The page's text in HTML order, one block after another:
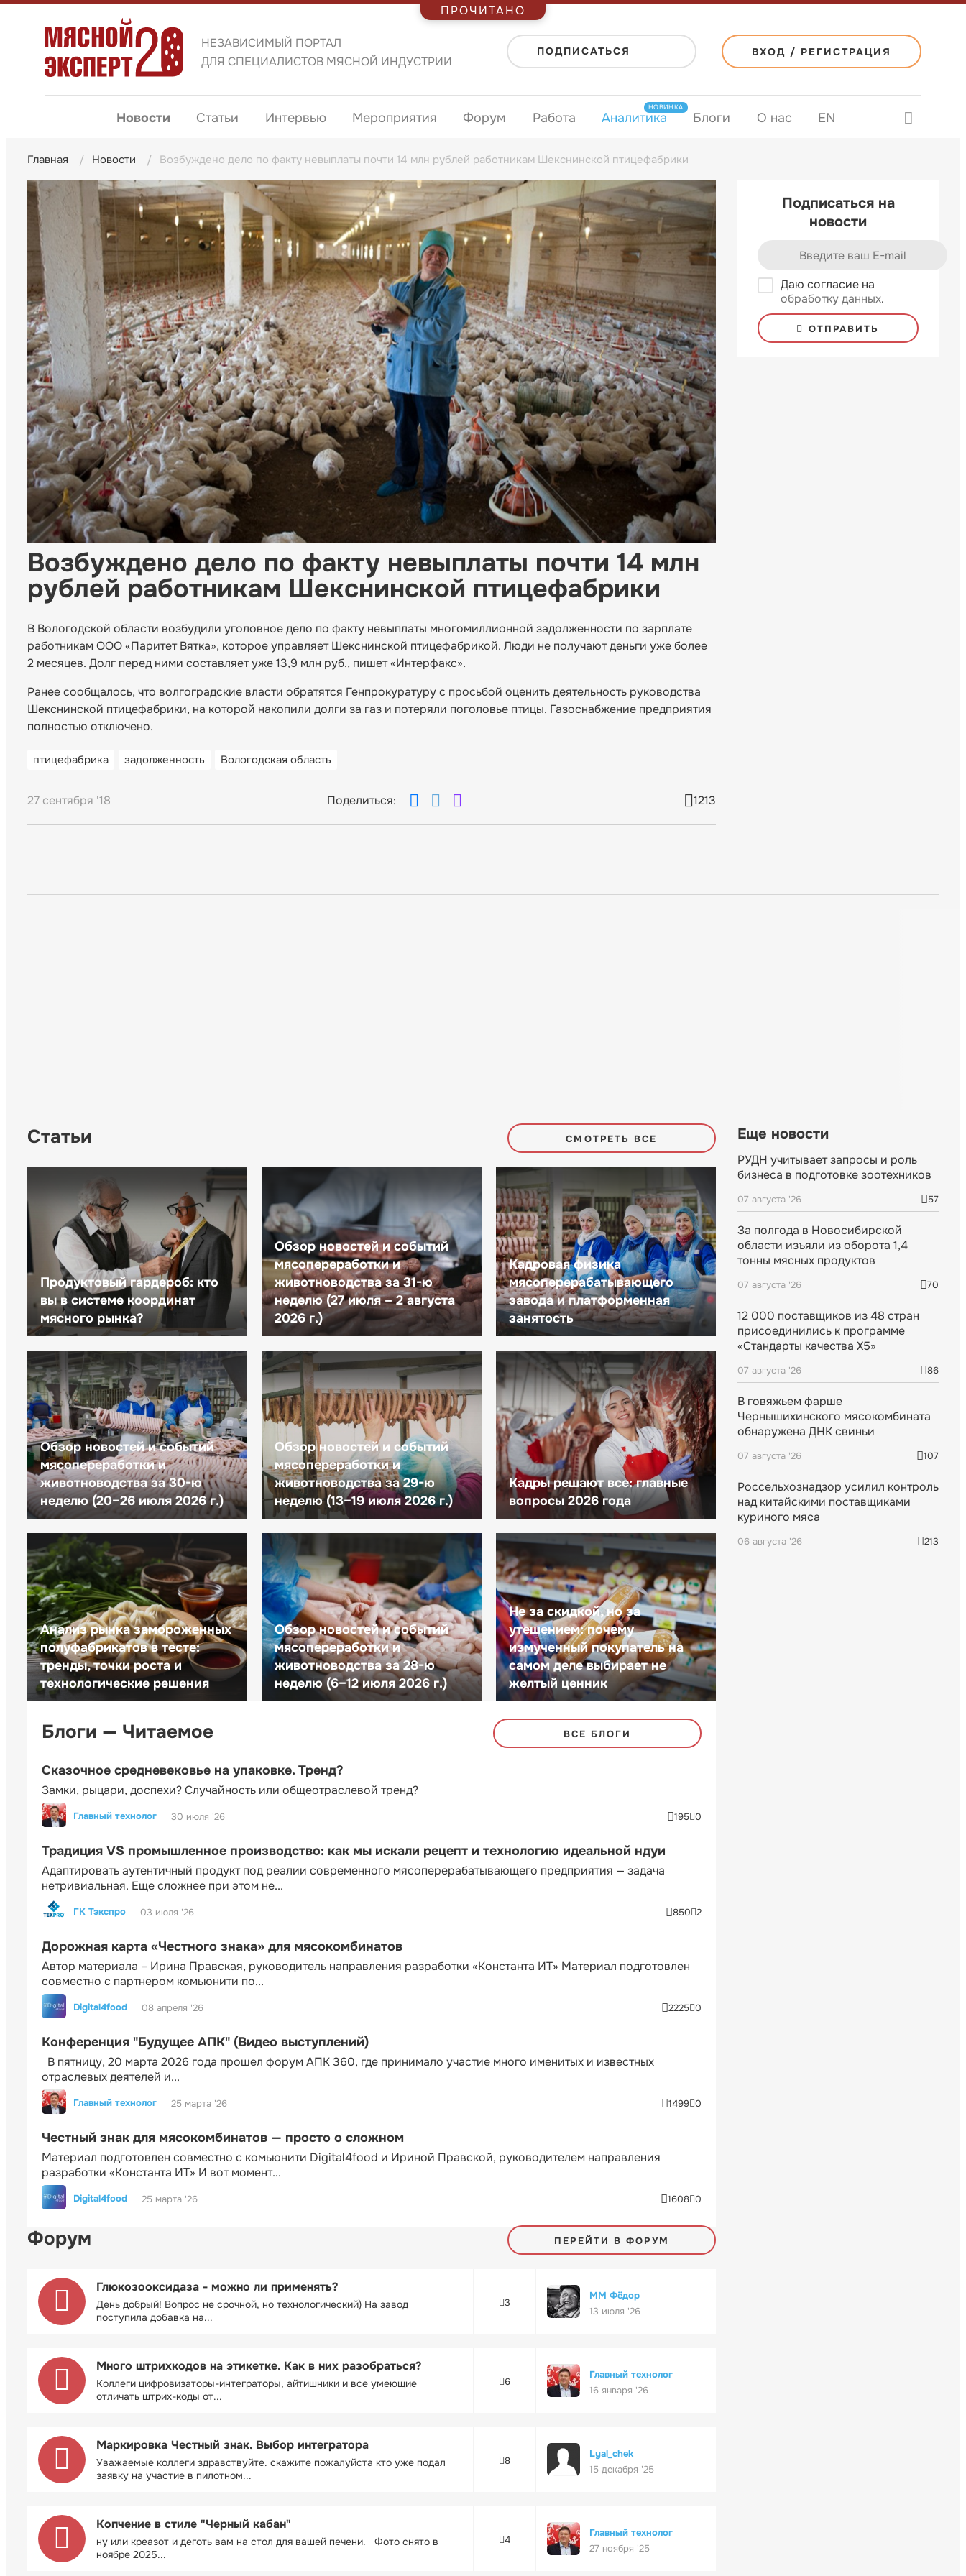
НЕЗАВИСИМЫЙ ПОРТАЛ
ДЛЯ СПЕЦИАЛИСТОВ МЯСНОЙ ИНДУСТРИИ
ПОДПИСАТЬСЯ ВХОД / РЕГИСТРАЦИЯ
Новости Статьи Интервью Мероприятия Форум Работа Аналитика
НОВИНКА
Блоги О нас EN
Главная Новости Возбуждено дело по факту невыплаты почти 14 млн рублей работникам Шекснинской птицефабрики
Возбуждено дело по факту невыплаты почти 14 млн
рублей работникам Шекснинской птицефабрики
В Вологодской области возбудили уголовное дело по факту невыплаты многомиллионной задолженности по зарплате
работникам ООО «Паритет Вятка», которое управляет Шекснинской птицефабрикой. Люди не получают деньги уже более
2 месяцев. Долг перед ними составляет уже 13,9 млн руб., пишет «Интерфакс».
Ранее сообщалось, что волгоградские власти обратятся Генпрокуратуру с просьбой оценить деятельность руководства
Шекснинской птицефабрики, на которой накопили долги за газ и потеряли поголовье птицы. Газоснабжение предприятия
полностью отключено.
птицефабрика задолженность Вологодская область
27 сентября '18 Поделиться: 1213
Подписаться на
новости
Даю согласие на
обработку данных.
ОТПРАВИТЬ
Статьи СМОТРЕТЬ ВСЕ
Продуктовый гардероб: кто
вы в системе координат
мясного рынка?
Обзор новостей и событий
мясопереработки и
животноводства за 31-ю
неделю (27 июля – 2 августа
2026 г.)
Кадровая физика
мясоперерабатывающего
завода и платформенная
занятость
Обзор новостей и событий
мясопереработки и
животноводства за 30-ю
неделю (20–26 июля 2026 г.)
Обзор новостей и событий
мясопереработки и
животноводства за 29-ю
неделю (13–19 июля 2026 г.)
Кадры решают все: главные
вопросы 2026 года
Анализ рынка замороженных
полуфабрикатов в тесте:
тренды, точки роста и
технологические решения
Обзор новостей и событий
мясопереработки и
животноводства за 28-ю
неделю (6–12 июля 2026 г.)
Не за скидкой, но за
утешением: почему
измученный покупатель на
самом деле выбирает не
желтый ценник
Блоги — Читаемое ВСЕ БЛОГИ
Сказочное средневековье на упаковке. Тренд?
Замки, рыцари, доспехи? Случайность или общеотраслевой тренд?
Главный технолог 30 июля '26 195 0
Традиция VS промышленное производство: как мы искали рецепт и технологию идеальной ндуи
Адаптировать аутентичный продукт под реалии современного мясоперерабатывающего предприятия — задача
нетривиальная. Еще сложнее при этом не...
ГК Тэкспро 03 июля '26 850 2
Дорожная карта «Честного знака» для мясокомбинатов
Автор материала – Ирина Правская, руководитель направления разработки «Константа ИТ» Материал подготовлен
совместно с партнером комьюнити по...
Digital4food 08 апреля '26 2225 0
Конференция "Будущее АПК" (Видео выступлений)
В пятницу, 20 марта 2026 года прошел форум АПК 360, где принимало участие много именитых и известных
отраслевых деятелей и...
Главный технолог 25 марта '26 1499 0
Честный знак для мясокомбинатов — просто о сложном
Материал подготовлен совместно с комьюнити Digital4food и Ириной Правской, руководителем направления
разработки «Константа ИТ» И вот момент...
Digital4food 25 марта '26 1608 0
Форум ПЕРЕЙТИ В ФОРУМ
Глюкозооксидаза - можно ли применять?
День добрый! Вопрос не срочной, но технологический) На завод
поступила добавка на...
3
ММ Фёдор
13 июля '26
Много штрихкодов на этикетке. Как в них разобраться?
Коллеги цифровизаторы-интеграторы, айтишники и все умеющие
отличать штрих-коды от...
6
Главный технолог
16 января '26
Маркировка Честный знак. Выбор интегратора
Уважаемые коллеги здравствуйте. скажите пожалуйста кто уже подал
заявку на участие в пилотном...
8
Lyal_chek
15 декабря '25
Копчение в стиле "Черный кабан"
ну или креазот и деготь вам на стол для вашей печени. Фото снято в
ноябре 2025...
4
Главный технолог
27 ноября '25
Еще новости
РУДН учитывает запросы и роль
бизнеса в подготовке зоотехников
07 августа '26 57
За полгода в Новосибирской
области изъяли из оборота 1,4
тонны мясных продуктов
07 августа '26 70
12 000 поставщиков из 48 стран
присоединились к программе
«Стандарты качества X5»
07 августа '26 86
В говяжьем фарше
Чернышихинского мясокомбината
обнаружена ДНК свиньи
07 августа '26 107
Россельхознадзор усилил контроль
над китайскими поставщиками
куриного мяса
06 августа '26 213
ПРОЧИТАНО